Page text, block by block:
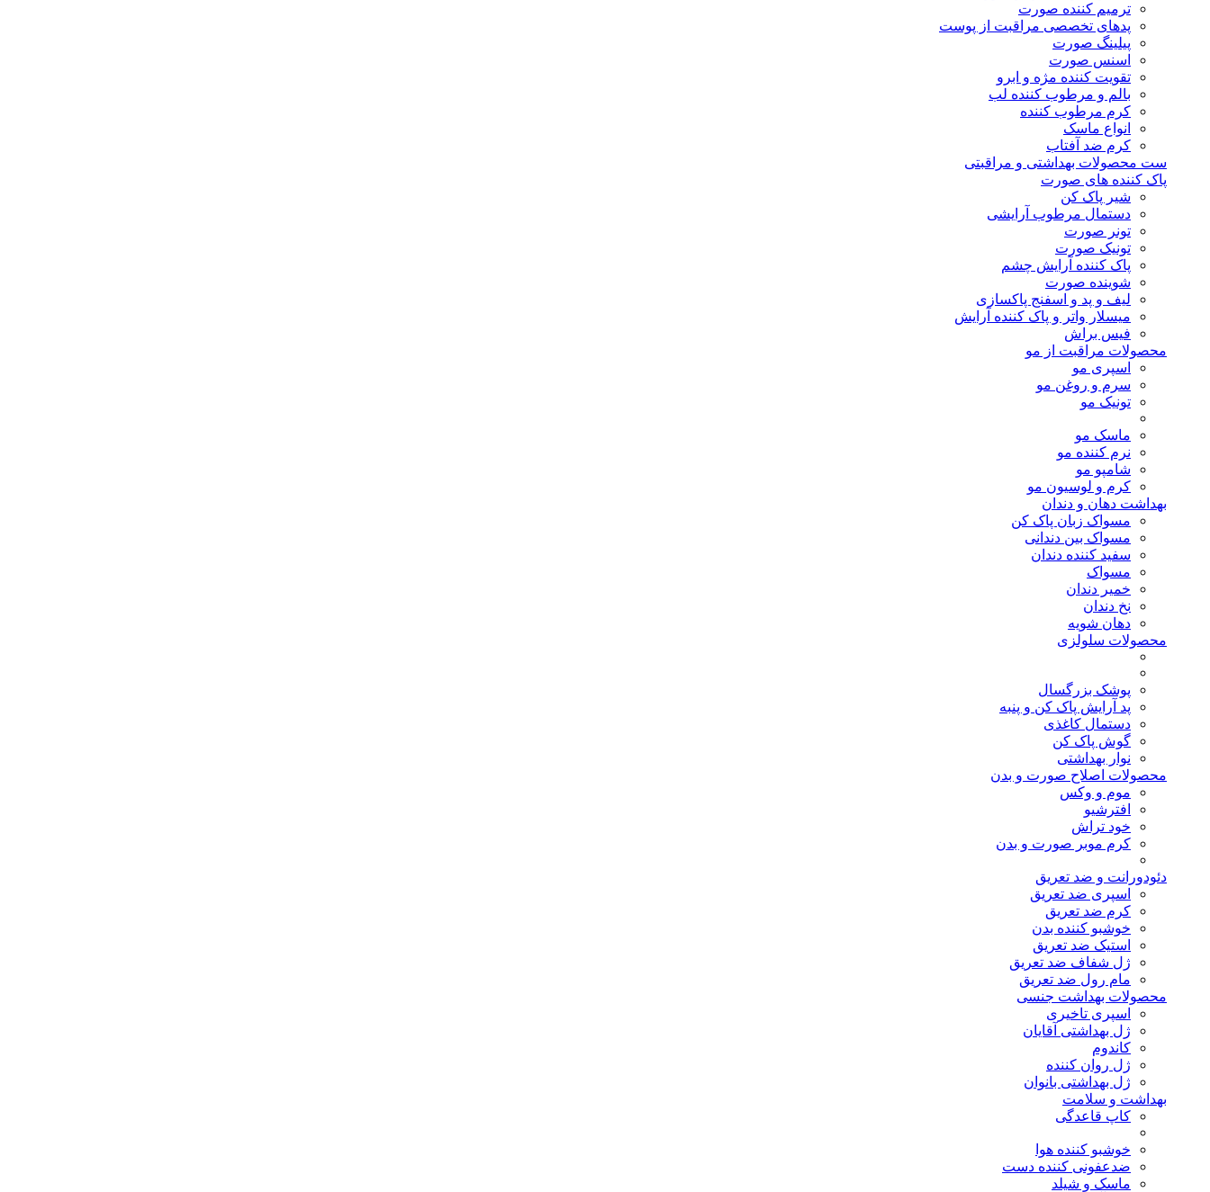
ترمیم کننده صورت
پدهای تخصصی مراقبت از پوست
پیلینگ صورت
اسنس صورت
تقویت کننده مژه و ابرو
بالم و مرطوب کننده لب
کرم مرطوب کننده
انواع ماسک
کرم ضد آفتاب
ست محصولات بهداشتی و مراقبتی
پاک کننده های صورت
شیر پاک کن
دستمال مرطوب آرایشی
تونر صورت
تونیک صورت
پاک کننده آرایش چشم
شوینده صورت
لیف و پد و اسفنج پاکسازی
میسلار واتر و پاک کننده آرایش
فیس براش
محصولات مراقبت از مو
اسپری مو
سرم و روغن مو
تونیک مو
ماسک مو
نرم کننده مو
شامپو مو
کرم و لوسیون مو
بهداشت دهان و دندان
مسواک زبان پاک کن
مسواک بین دندانی
سفید کننده دندان
مسواک
خمیر دندان
نخ دندان
دهان شویه
محصولات سلولزی
پوشک بزرگسال
پد آرایش پاک کن و پنبه
دستمال کاغذی
گوش پاک کن
نوار بهداشتی
محصولات اصلاح صورت و بدن
موم و وکس
افترشیو
خود تراش
کرم موبر صورت و بدن
دئودورانت و ضد تعریق
اسپری ضد تعریق
کرم ضد تعریق
خوشبو کننده بدن
استیک ضد تعریق
ژل شفاف ضد تعریق
مام رول ضد تعریق
محصولات بهداشت جنسی
اسپری تاخیری
ژل بهداشتی آقایان
کاندوم
ژل روان کننده
ژل بهداشتی بانوان
بهداشت و سلامت
کاپ قاعدگی
خوشبو کننده هوا
ضدعفونی کننده دست
ماسک و شیلد